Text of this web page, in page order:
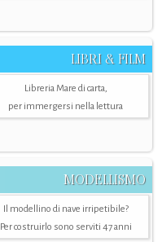
LIBRI & FILM
Libreria Mare di carta,
per immergersi nella lettura
MODELLISMO
Il modellino di nave irripetibile?
Per costruirlo sono serviti 47 anni